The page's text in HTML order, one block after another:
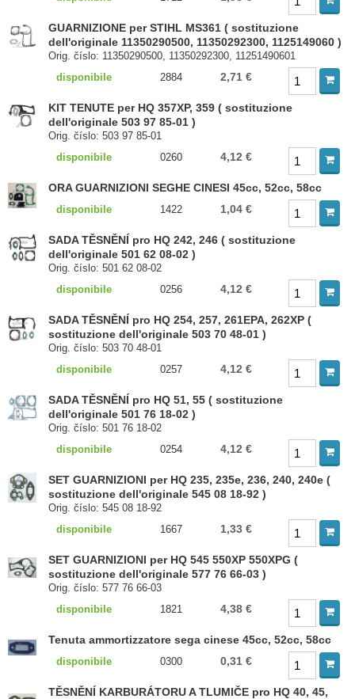
GUARNIZIONE per STIHL MS361 ( sostituzione
dell'originale 11350290500, 11350292300, 1125149060 )
Orig. číslo: 11350290500, 11350292300, 11251490601
disponibile
2884 2,71 €
KIT TENUTE per HQ 357XP, 359 ( sostituzione
dell'originale 503 97 85-01 )
Orig. číslo: 503 97 85-01
disponibile
0260 4,12 €
ORA GUARNIZIONI SEGHE CINESI 45cc, 52cc, 58cc
disponibile 1422 1,04 €
SADA TĚSNĚNÍ pro HQ 242, 246 ( sostituzione
dell'originale 501 62 08-02 )
Orig. číslo: 501 62 08-02
disponibile
0256 4,12 €
SADA TĚSNĚNÍ pro HQ 254, 257, 261EPA, 262XP (
sostituzione dell'originale 503 70 48-01 )
Orig. číslo: 503 70 48-01
disponibile
0257 4,12 €
SADA TĚSNĚNÍ pro HQ 51, 55 ( sostituzione
dell'originale 501 76 18-02 )
Orig. číslo: 501 76 18-02
disponibile
0254 4,12 €
SET GUARNIZIONI per HQ 235, 235e, 236, 240, 240e (
sostituzione dell'originale 545 08 18-92 )
Orig. číslo: 545 08 18-92
disponibile
1667 1,33 €
SET GUARNIZIONI per HQ 545 550XP 550XPG (
sostituzione dell'originale 577 76 66-03 )
Orig. číslo: 577 76 66-03
disponibile
1821 4,38 €
Tenuta ammortizzatore sega cinese 45cc, 52cc, 58cc
disponibile 0300 0,31 €
TĚSNĚNÍ KARBURÁTORU A TLUMIČE pro HQ 40, 45,